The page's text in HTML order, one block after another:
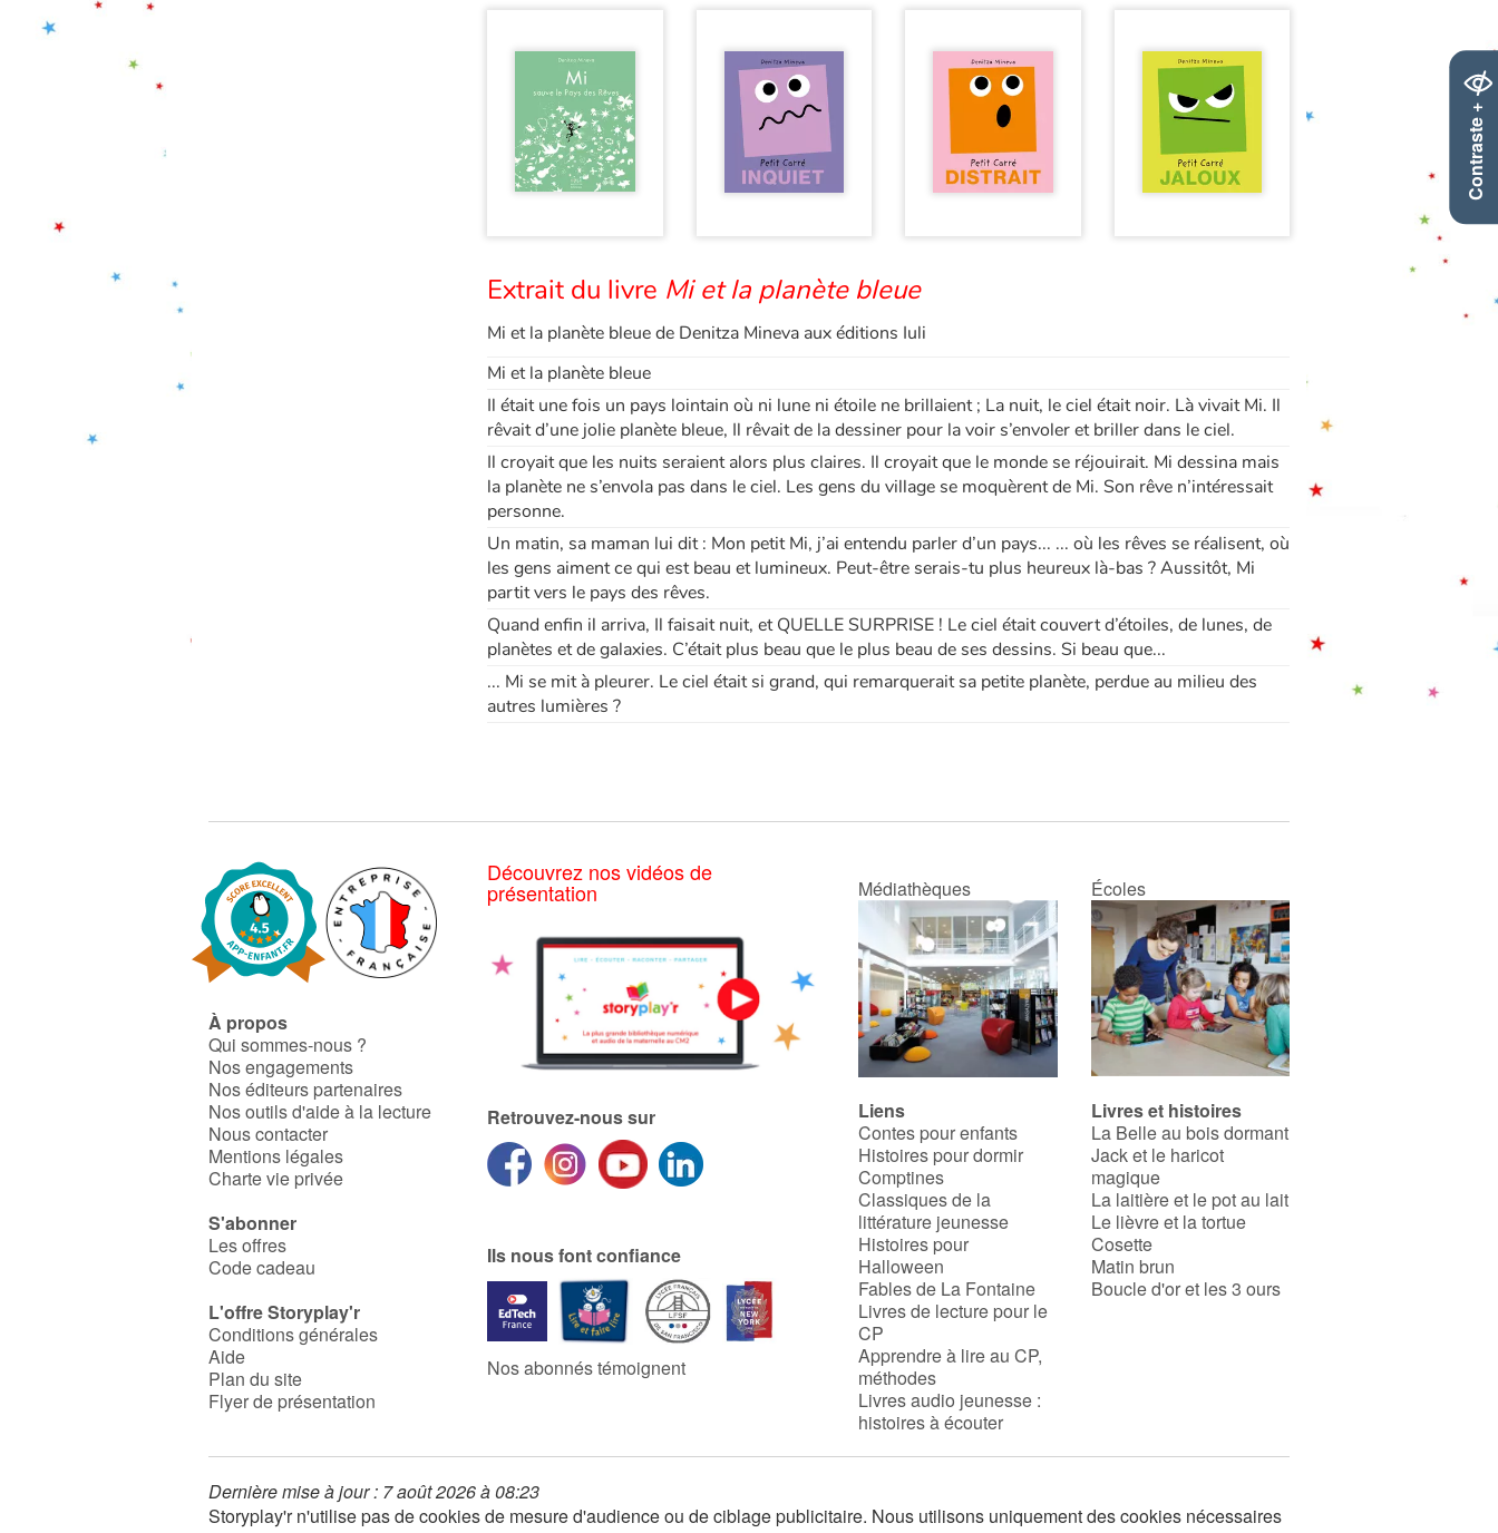
Contraste +
Extrait du livre Mi et la planète bleue
Mi et la planète bleue de Denitza Mineva aux éditions Iuli
Mi et la planète bleue
Il était une fois un pays lointain où ni lune ni étoile ne brillaient ; La nuit, le ciel était noir. Là vivait Mi. Il
rêvait d’une jolie planète bleue, Il rêvait de la dessiner pour la voir s’envoler et briller dans le ciel.
Il croyait que les nuits seraient alors plus claires. Il croyait que le monde se réjouirait. Mi dessina mais
la planète ne s’envola pas dans le ciel. Les gens du village se moquèrent de Mi. Son rêve n’intéressait
personne.
Un matin, sa maman lui dit : Mon petit Mi, j’ai entendu parler d’un pays... ... où les rêves se réalisent, où
les gens aiment ce qui est beau et lumineux. Peut-être serais-tu plus heureux là-bas ? Aussitôt, Mi
partit vers le pays des rêves.
Quand enfin il arriva, Il faisait nuit, et QUELLE SURPRISE ! Le ciel était couvert d’étoiles, de lunes, de
planètes et de galaxies. C’était plus beau que le plus beau de ses dessins. Si beau que...
... Mi se mit à pleurer. Le ciel était si grand, qui remarquerait sa petite planète, perdue au milieu des
autres lumières ?
À propos
Qui sommes-nous ?
Nos engagements
Nos éditeurs partenaires
Nos outils d'aide à la lecture
Nous contacter
Mentions légales
Charte vie privée
S'abonner
Les offres
Code cadeau
L'offre Storyplay'r
Conditions générales
Aide
Plan du site
Flyer de présentation
Découvrez nos vidéos de
présentation
Retrouvez-nous sur
Ils nous font confiance
Nos abonnés témoignent
Médiathèques Écoles
Liens
Contes pour enfants
Histoires pour dormir
Comptines
Classiques de la
littérature jeunesse
Histoires pour
Halloween
Fables de La Fontaine
Livres de lecture pour le
CP
Apprendre à lire au CP,
méthodes
Livres audio jeunesse :
histoires à écouter
Livres et histoires
La Belle au bois dormant
Jack et le haricot
magique
La laitière et le pot au lait
Le lièvre et la tortue
Cosette
Matin brun
Boucle d'or et les 3 ours
Dernière mise à jour : 7 août 2026 à 08:23
Storyplay'r n'utilise pas de cookies de mesure d'audience ou de ciblage publicitaire. Nous utilisons uniquement des cookies nécessaires